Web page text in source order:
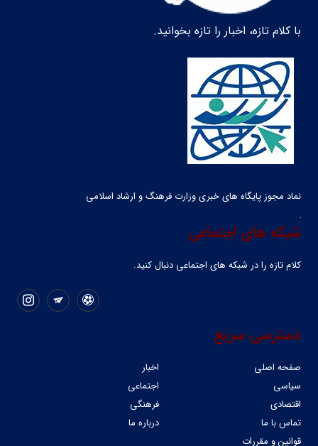
با کلام تازه، اخبار را تازه بخوانید.
نماد مجوز پایگاه های خبری وزارت فرهنگ و ارشاد اسلامی
شبکه های اجتماعی
کلام تازه را در شبکه ‌های اجتماعی دنبال کنید.
دسترسی سریع
صفحه اصلی
اخبار
سیاسی
اجتماعی
اقتصادی
فرهنگی
تماس با ما
درباره ما
قوانین و مقررات